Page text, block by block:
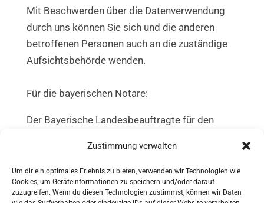
Zustimmung verwalten
Um dir ein optimales Erlebnis zu bieten, verwenden wir Technologien wie
Cookies, um Geräteinformationen zu speichern und/oder darauf
zuzugreifen. Wenn du diesen Technologien zustimmst, können wir Daten
Mit Beschwerden über die Datenverwendung
durch uns können Sie sich und die anderen
betroffenen Personen auch an die zuständige
Aufsichtsbehörde wenden.
Für die bayerischen Notare:
Der Bayerische Landesbeauftragte für den
Wagmüllerstraße 18
80538 München